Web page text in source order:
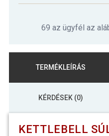
69 az ügyfél az
TERMÉKLEÍRÁS
KÉRDÉSEK (0)
KETTLEBELL